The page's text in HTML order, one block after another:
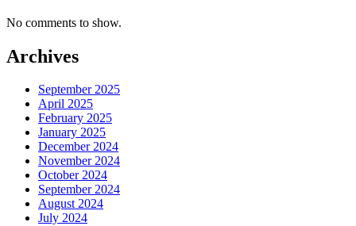
No comments to show.
Archives
September 2025
April 2025
February 2025
January 2025
December 2024
November 2024
October 2024
September 2024
August 2024
July 2024